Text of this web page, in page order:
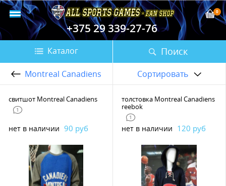
+375 29 339-27-76
Поиск
0
Каталог
Montreal Canadiens Сортировать
свитшот Montreal Canadiens
1
нет в наличии 90 руб
толстовка Montreal Canadiens
reebok
1
нет в наличии 120 руб